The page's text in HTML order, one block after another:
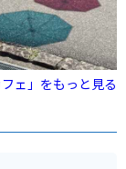
ェ」をもっと見る